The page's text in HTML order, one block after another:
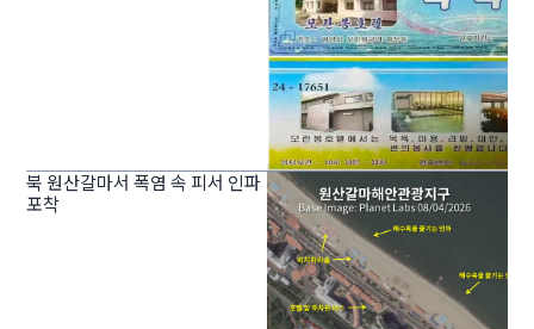
북 원산갈마서 폭염 속 피서 인파
포착